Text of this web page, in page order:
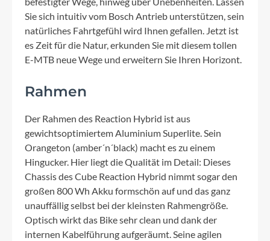
Sie sich intuitiv vom Bosch Antrieb unterstützen, sein
natürliches Fahrtgefühl wird Ihnen gefallen. Jetzt ist
es Zeit für die Natur, erkunden Sie mit diesem tollen
E-MTB neue Wege und erweitern Sie Ihren Horizont.
Rahmen
Der Rahmen des Reaction Hybrid ist aus
gewichtsoptimiertem Aluminium Superlite. Sein
Orangeton (amber´n´black) macht es zu einem
Hingucker. Hier liegt die Qualität im Detail: Dieses
Chassis des Cube Reaction Hybrid nimmt sogar den
großen 800 Wh Akku formschön auf und das ganz
unauffällig selbst bei der kleinsten Rahmengröße.
Optisch wirkt das Bike sehr clean und dank der
internen Kabelführung aufgeräumt. Seine agilen